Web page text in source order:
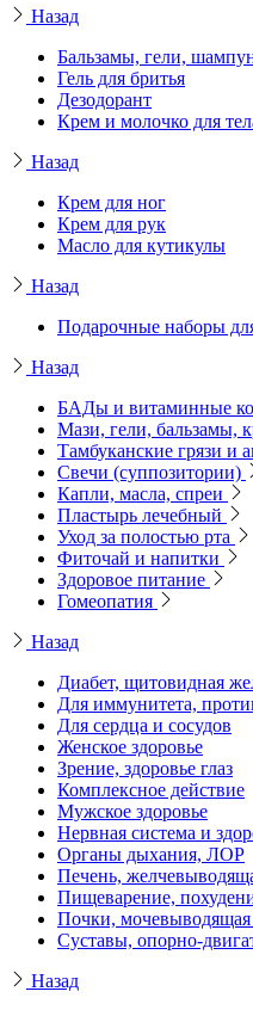
Назад
Бальзамы, гели,
Гель для бритья
Дезодорант
Крем и молочко для
Назад
Крем для ног
Крем для рук
Масло для кутикулы
Назад
Подарочные наборы
Назад
БАДы и витаминные
Мази, гели, бальзамы,
Тамбуканские грязи и
Свечи (суппозитории)
Капли, масла, спреи
Пластырь лечебный
Уход за полостью рта
Фиточай и напитки
Здоровое питание
Гомеопатия
Назад
Диабет, щитовидная
Для иммунитета,
Для сердца и сосудов
Женское здоровье
Зрение, здоровье глаз
Комплексное действие
Мужское здоровье
Нервная система и
Органы дыхания, ЛОР
Печень,
Пищеварение,
Почки, мочевыводящая
Суставы, опорно-
Назад